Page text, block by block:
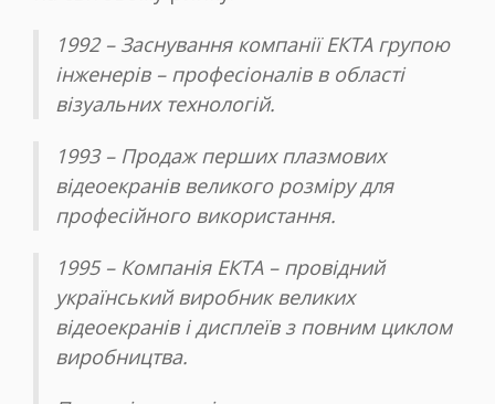
1992 – Заснування компанії ЕКТА групою
інженерів – професіоналів в області
візуальних технологій.
1993 – Продаж перших плазмових
відеоекранів великого розміру для
професійного використання.
1995 – Компанія ЕКТА – провідний
український виробник великих
відеоекранів і дисплеїв з повним циклом
виробництва.